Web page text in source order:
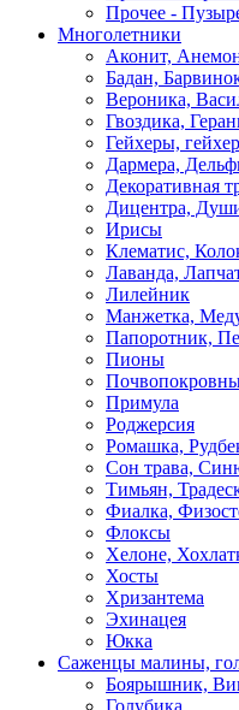
Прочее -
Многолетники
Аконит,
Бадан,
Вероника,
Гвоздика,
Гейхеры,
Дармера,
Декоративная
Дицентра,
Ирисы
Клематис,
Лаванда,
Лилейник
Манжетка,
Папоротник,
Пионы
Примула
Роджерсия
Ромашка,
Сон трава,
Тимьян,
Фиалка,
Флоксы
Хелоне,
Хосты
Хризантема
Эхинацея
Юкка
Саженцы малины,
Боярышник,
Голубика